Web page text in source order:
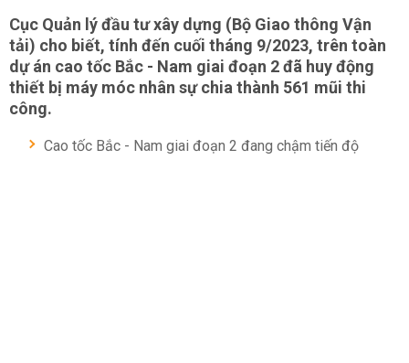
Cục Quản lý đầu tư xây dựng (Bộ Giao thông Vận
tải) cho biết, tính đến cuối tháng 9/2023, trên toàn
dự án cao tốc Bắc - Nam giai đoạn 2 đã huy động
thiết bị máy móc nhân sự chia thành 561 mũi thi
công.
Cao tốc Bắc - Nam giai đoạn 2 đang chậm tiến độ